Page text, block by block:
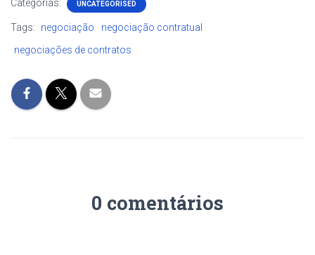
Categorias: UNCATEGORISED
Tags: negociação
negociação contratual
negociações de contratos
0 comentários